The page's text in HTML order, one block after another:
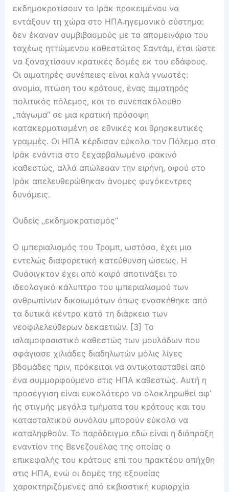
εκδημοκρατίσουν το Ιράκ προκειμένου να
εντάξουν τη χώρα στο ΗΠΑ˗ηγεμονικό σύστημα:
δεν έκαναν συμβιβασμούς με τα απομεινάρια του
ταχέως ηττώμενου καθεστώτος Σαντάμ, έτσι ώστε
να ξαναχτίσουν κρατικές δομές εκ του εδάφους.
Οι αιματηρές συνέπειες είναι καλά γνωστές:
ανομία, πτώση του κράτους, ένας αιματηρός
πολιτικός πόλεμος, και το συνεπακόλουθο
„πάγωμα“ σε μια κρατική πρόσοψη
κατακερματισμένη σε εθνικές και θρησκευτικές
γραμμές. Οι ΗΠΑ κέρδισαν εύκολα τον Πόλεμο στο
Ιράκ ενάντια στο ξεχαρβαλωμένο ιρακινό
καθεστώς, αλλά απώλεσαν την ειρήνη, αφού στο
Ιράκ απελευθερώθηκαν άνομες φυγόκεντρες
δυνάμεις.
Ουδείς „εκδημοκρατισμός“
Ο ιμπεριαλισμός του Τραμπ, ωστόσο, έχει μια
εντελώς διαφορετική κατεύθυνση ώσεως. Η
Ουάσιγκτον έχει από καιρό αποτινάξει το
ιδεολογικό κάλυπτρο του ιμπεριαλισμού των
ανθρωπίνων δικαιωμάτων όπως ενασκήθηκε από
τα δυτικά κέντρα κατά τη διάρκεια των
νεοφιλελεύθερων δεκαετιών. [3] Το
ισλαμοφασιστικό καθεστώς των μουλάδων που
σφάγιασε χιλιάδες διαδηλωτών μόλις λίγες
βδομάδες πριν, πρόκειται να αντικατασταθεί από
ένα συμμορφούμενο στις ΗΠΑ καθεστώς. Αυτή η
προσέγγιση είναι ευκολότερο να ολοκληρωθεί αφ’
ής στιγμής μεγάλα τμήματα του κράτους και του
κατασταλτικού συνόλου μπορούν εύκολα να
καταληφθούν. Το παράδειγμα εδώ είναι η διάπραξη
εναντίον της Βενεζουέλας της οποίας ο
επικεφαλής του κράτους επί του πρακτέου απήχθη
στις ΗΠΑ, ενώ οι δομές της εξουσίας
χαρακτηριζόμενες από εκβιαστική κυριαρχία